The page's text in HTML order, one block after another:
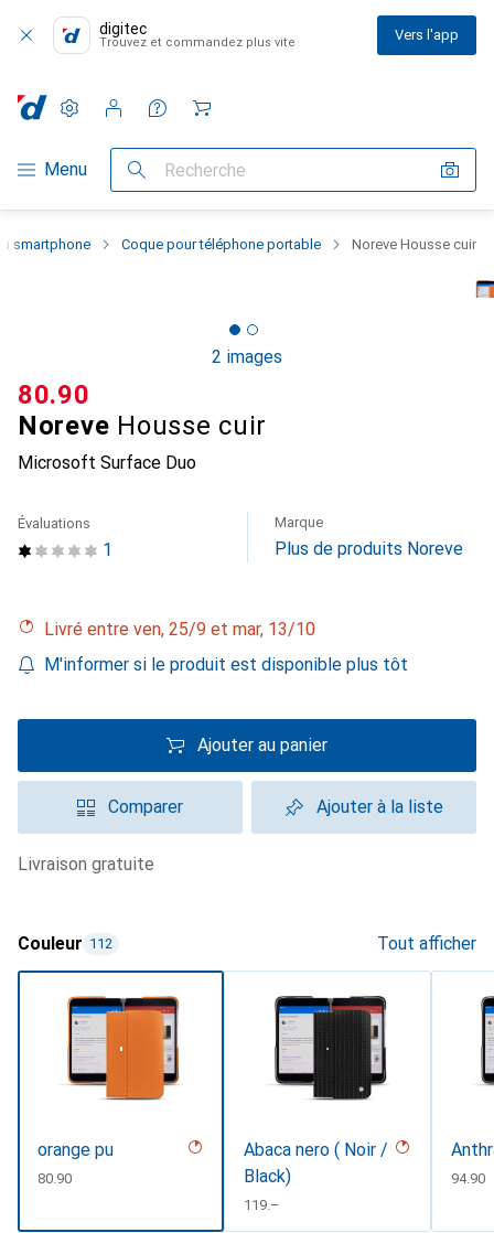
digitec
Trouvez et commandez plus vite Vers l'app
Navigation par catégorie
Menu Recherche
Paramètres
Compte client
Listes de comparaison
Listes d'envies
Panier
smartphone Coque pour téléphone portable Noreve Housse cuir
2 images
Noreve Housse cuir
Microsoft Surface Duo
CHF
80.90
1
Évaluations Marque
Plus de produits Noreve
Livré entre ven, 25/9 et mar, 13/10
M'informer si le produit est disponible plus tôt
Ajouter au panier
Comparer Ajouter à la liste
livraison gratuite
Couleur 112 Tout afficher
orange pu
CHF
80.90
Abaca nero ( Noir /
Black)
CHF
119.–
CHF
94.90